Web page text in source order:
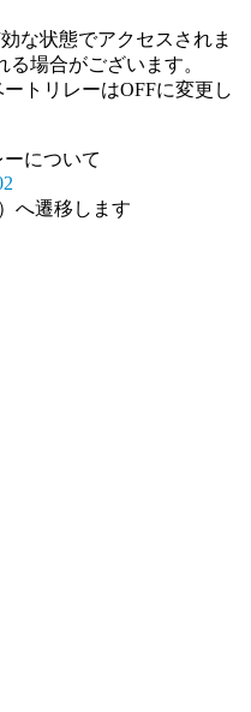
な状態でアクセスされま
場合がございます。
トリレーはOFFに変更し
ーについて
へ遷移します